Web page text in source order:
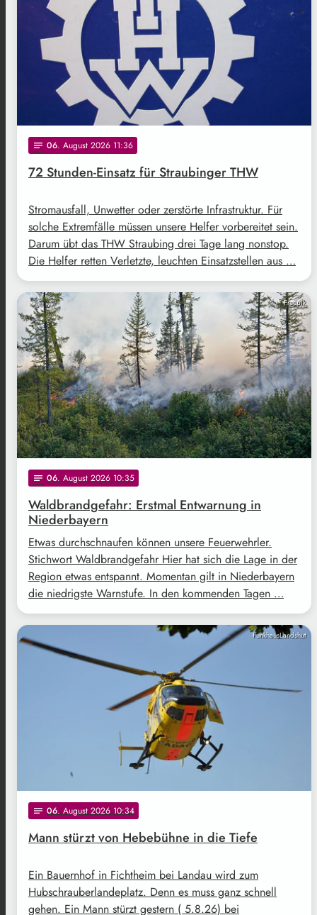
notes 06. August 2026 11:36
72 Stunden-Einsatz für Straubinger THW
Stromausfall, Unwetter oder zerstörte Infrastruktur. Für
solche Extremfälle müssen unsere Helfer vorbereitet sein.
Darum übt das THW Straubing drei Tage lang nonstop.
Die Helfer retten Verletzte, leuchten Einsatzstellen aus …
Freepik
notes 06. August 2026 10:35
Waldbrandgefahr: Erstmal Entwarnung in
Niederbayern
Etwas durchschnaufen können unsere Feuerwehrler.
Stichwort Waldbrandgefahr Hier hat sich die Lage in der
Region etwas entspannt. Momentan gilt in Niederbayern
die niedrigste Warnstufe. In den kommenden Tagen …
FunkhausLandshut
notes 06. August 2026 10:34
Mann stürzt von Hebebühne in die Tiefe
Ein Bauernhof in Fichtheim bei Landau wird zum
Hubschrauberlandeplatz. Denn es muss ganz schnell
gehen. Ein Mann stürzt gestern ( 5.8.26) bei